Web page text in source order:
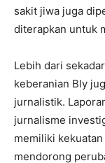
sakit jiwa juga
diterapkan untuk
Lebih dari
keberanian Bly
jurnalistik.
jurnalisme
memiliki
mendorong